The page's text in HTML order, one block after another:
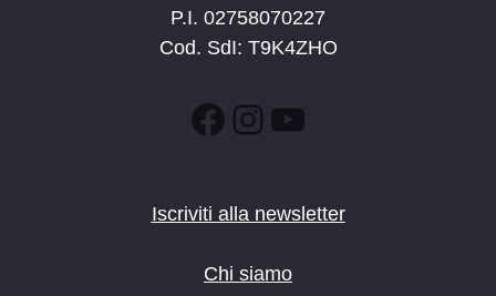
P.I. 02758070227
Cod. SdI: T9K4ZHO
Facebook
Instagram
YouTube
Iscriviti alla newsletter
Chi siamo